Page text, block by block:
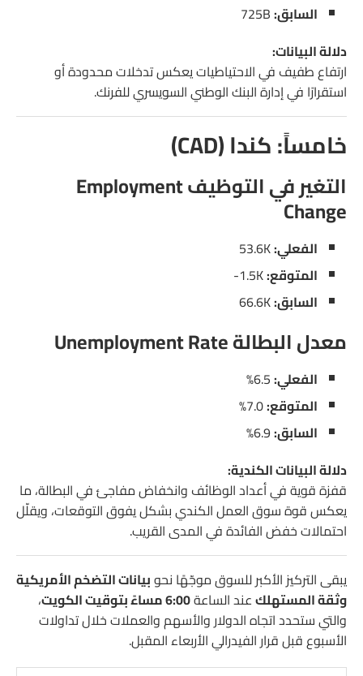
السابق:
دلالة البيانات:
ارتفاع طفيف في الاحتياطيات يعكس تدخلات محدودة أو
استقرارًا في إدارة البنك الوطني السويسري للفرنك.
خامساً: كندا (CAD)
التغير في التوظيف Employment
Change
الفعلي:
المتوقع:
السابق:
معدل البطالة Unemployment Rate
الفعلي:
المتوقع:
السابق:
دلالة البيانات الكندية:
قفزة قوية في أعداد الوظائف وانخفاض مفاجئ في البطالة، ما
يعكس قوة سوق العمل الكندي بشكل يفوق التوقعات، ويقلّل
احتمالات خفض الفائدة في المدى القريب.
يبقى التركيز الأكبر للسوق موجّهًا نحوبيانات التضخم الأمريكية
وثقة المستهلكعند الساعة6:00 مساءً بتوقيت الكويت
،
والتي ستحدد اتجاه الدولار والأسهم والعملات خلال تداولات
الأسبوع قبل قرار الفيدرالي الأربعاء المقبل.